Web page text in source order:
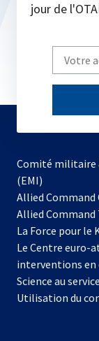
jour de
Write
your
email
Comité
(EMI)
Allied Command
Allied
La Force pour le
Le Centre euro-
interventions en
Science au
Utilisation du